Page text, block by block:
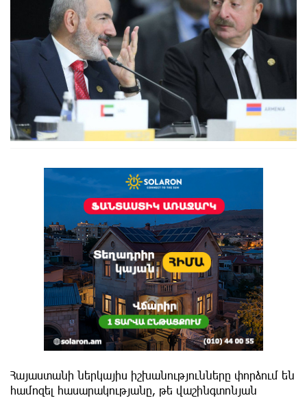
Հայաստանի ներկայիս իշխանությունները փորձում են
համոզել հասարակությանը, թե վաշինգտոնյան